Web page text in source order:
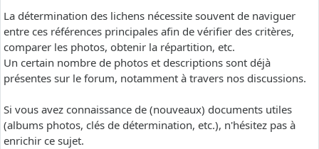
La détermination des lichens nécessite souvent de naviguer
entre ces références principales afin de vérifier des critères,
comparer les photos, obtenir la répartition, etc.
Un certain nombre de photos et descriptions sont déjà
présentes sur le forum, notamment à travers nos discussions.
Si vous avez connaissance de (nouveaux) documents utiles
(albums photos, clés de détermination, etc.), n'hésitez pas à
enrichir ce sujet.